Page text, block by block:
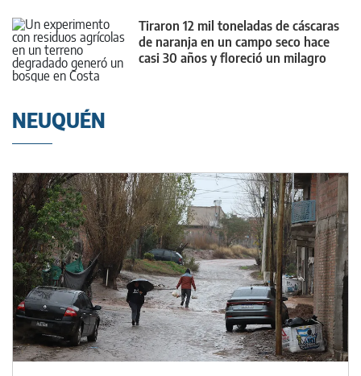
Tiraron 12 mil toneladas de cáscaras
de naranja en un campo seco hace
casi 30 años y floreció un milagro
NEUQUÉN